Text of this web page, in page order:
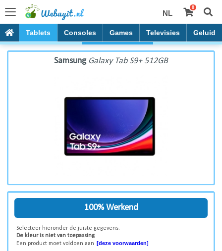
NL
0
Tablets Consoles Games Televisies Geluid
Samsung Galaxy Tab S9+ 512GB
Samsung Galaxy Tab S9+ 512GB
100% Werkend
Selecteer hieronder de juiste gegevens.
De kleur is niet van toepassing
Een product moet voldoen aan [deze voorwaarden]